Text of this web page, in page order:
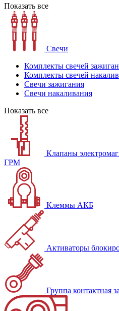
Показать все
Свечи
Комплекты свечей
Комплекты свечей
Свечи зажигания
Свечи накаливания
Показать все
Клапаны
ГРМ
Клеммы АКБ
Активаторы
Группа контактная